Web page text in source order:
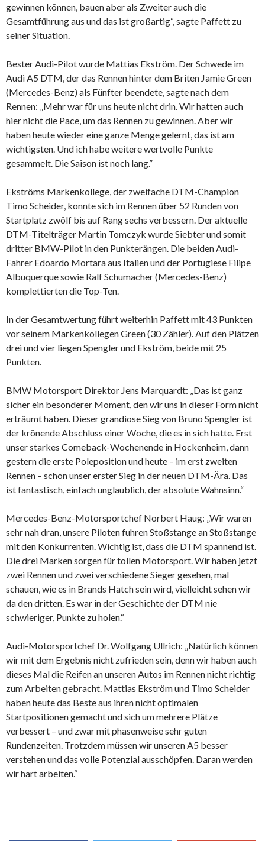
gewinnen können, bauen aber als Zweiter auch die
Gesamtführung aus und das ist großartig“, sagte Paffett zu
seiner Situation.
Bester Audi-Pilot wurde Mattias Ekström. Der Schwede im
Audi A5 DTM, der das Rennen hinter dem Briten Jamie Green
(Mercedes-Benz) als Fünfter beendete, sagte nach dem
Rennen: „Mehr war für uns heute nicht drin. Wir hatten auch
hier nicht die Pace, um das Rennen zu gewinnen. Aber wir
haben heute wieder eine ganze Menge gelernt, das ist am
wichtigsten. Und ich habe weitere wertvolle Punkte
gesammelt. Die Saison ist noch lang.”
Ekströms Markenkollege, der zweifache DTM-Champion
Timo Scheider, konnte sich im Rennen über 52 Runden von
Startplatz zwölf bis auf Rang sechs verbessern. Der aktuelle
DTM-Titelträger Martin Tomczyk wurde Siebter und somit
dritter BMW-Pilot in den Punkterängen. Die beiden Audi-
Fahrer Edoardo Mortara aus Italien und der Portugiese Filipe
Albuquerque sowie Ralf Schumacher (Mercedes-Benz)
komplettierten die Top-Ten.
In der Gesamtwertung führt weiterhin Paffett mit 43 Punkten
vor seinem Markenkollegen Green (30 Zähler). Auf den Plätzen
drei und vier liegen Spengler und Ekström, beide mit 25
Punkten.
BMW Motorsport Direktor Jens Marquardt: „Das ist ganz
sicher ein besonderer Moment, den wir uns in dieser Form nicht
erträumt haben. Dieser grandiose Sieg von Bruno Spengler ist
der krönende Abschluss einer Woche, die es in sich hatte. Erst
unser starkes Comeback-Wochenende in Hockenheim, dann
gestern die erste Poleposition und heute – im erst zweiten
Rennen – schon unser erster Sieg in der neuen DTM-Ära. Das
ist fantastisch, einfach unglaublich, der absolute Wahnsinn.“
Mercedes-Benz-Motorsportchef Norbert Haug: „Wir waren
sehr nah dran, unsere Piloten fuhren Stoßstange an Stoßstange
mit den Konkurrenten. Wichtig ist, dass die DTM spannend ist.
Die drei Marken sorgen für tollen Motorsport. Wir haben jetzt
zwei Rennen und zwei verschiedene Sieger gesehen, mal
schauen, wie es in Brands Hatch sein wird, vielleicht sehen wir
da den dritten. Es war in der Geschichte der DTM nie
schwieriger, Punkte zu holen.“
Audi-Motorsportchef Dr. Wolfgang Ullrich: „Natürlich können
wir mit dem Ergebnis nicht zufrieden sein, denn wir haben auch
dieses Mal die Reifen an unseren Autos im Rennen nicht richtig
zum Arbeiten gebracht. Mattias Ekström und Timo Scheider
haben heute das Beste aus ihren nicht optimalen
Startpositionen gemacht und sich um mehrere Plätze
verbessert – und zwar mit phasenweise sehr guten
Rundenzeiten. Trotzdem müssen wir unseren A5 besser
verstehen und das volle Potenzial ausschöpfen. Daran werden
wir hart arbeiten.“